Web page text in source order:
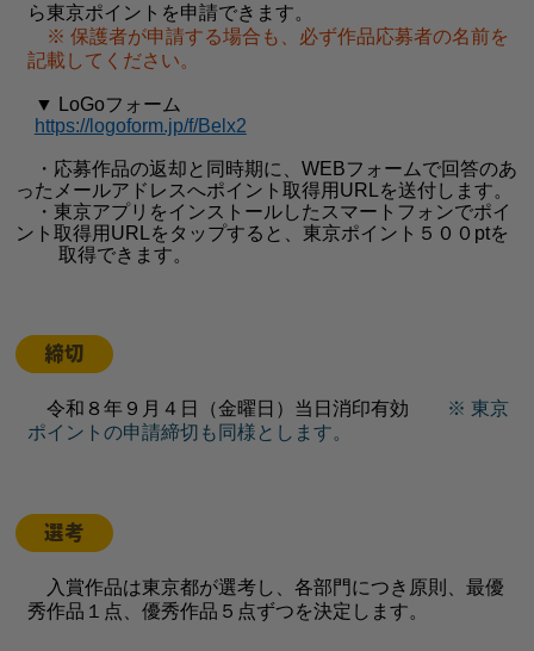
ら東京ポイントを申請できます。
※ 保護者が申請する場合も、必ず作品応募者の名前を
記載してください。
▼ LoGoフォーム
https://logoform.jp/f/Belx2
・応募作品の返却と同時期に、WEBフォームで回答のあ
ったメールアドレスへポイント取得用URLを送付します。
・東京アプリをインストールしたスマートフォンでポイ
ント取得用URLをタップすると、東京ポイント５００ptを
取得できます。
締切
令和８年９月４日（金曜日）当日消印有効
※ 東京
ポイントの申請締切も同様とします。
選考
入賞作品は東京都が選考し、各部門につき原則、最優
秀作品１点、優秀作品５点ずつを決定します。